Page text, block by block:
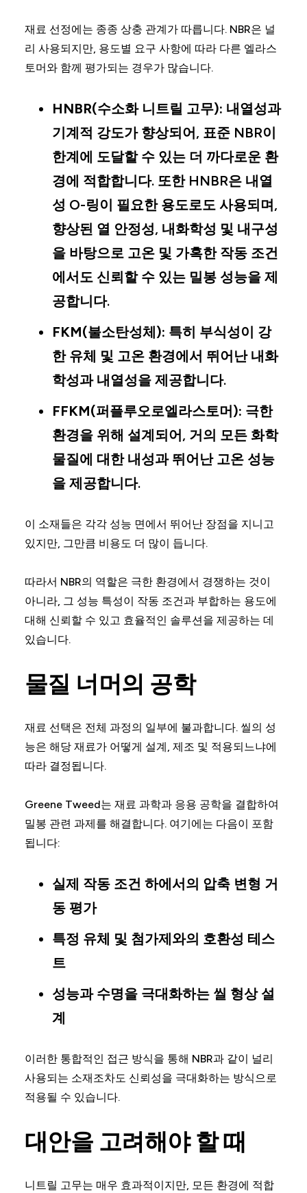
재료 선정에는 종종 상충 관계가 따릅니다. NBR은 널
리 사용되지만, 용도별 요구 사항에 따라 다른 엘라스
토머와 함께 평가되는 경우가 많습니다.
HNBR(수소화 니트릴 고무): 내열성과
기계적 강도가 향상되어, 표준 NBR이
한계에 도달할 수 있는 더 까다로운 환
경에 적합합니다. 또한 HNBR은 내열
성 O-링이 필요한 용도로도 사용되며,
향상된 열 안정성, 내화학성 및 내구성
을 바탕으로 고온 및 가혹한 작동 조건
에서도 신뢰할 수 있는 밀봉 성능을 제
공합니다.
FKM(불소탄성체): 특히 부식성이 강
한 유체 및 고온 환경에서 뛰어난 내화
학성과 내열성을 제공합니다.
FFKM(퍼플루오로엘라스토머): 극한
환경을 위해 설계되어, 거의 모든 화학
물질에 대한 내성과 뛰어난 고온 성능
을 제공합니다.
이 소재들은 각각 성능 면에서 뛰어난 장점을 지니고
있지만, 그만큼 비용도 더 많이 듭니다.
따라서 NBR의 역할은 극한 환경에서 경쟁하는 것이
아니라, 그 성능 특성이 작동 조건과 부합하는 용도에
대해 신뢰할 수 있고 효율적인 솔루션을 제공하는 데
있습니다.
물질 너머의 공학
재료 선택은 전체 과정의 일부에 불과합니다. 씰의 성
능은 해당 재료가 어떻게 설계, 제조 및 적용되느냐에
따라 결정됩니다.
Greene Tweed는 재료 과학과 응용 공학을 결합하여
밀봉 관련 과제를 해결합니다. 여기에는 다음이 포함
됩니다:
실제 작동 조건 하에서의 압축 변형 거
동 평가
특정 유체 및 첨가제와의 호환성 테스
트
성능과 수명을 극대화하는 씰 형상 설
계
이러한 통합적인 접근 방식을 통해 NBR과 같이 널리
사용되는 소재조차도 신뢰성을 극대화하는 방식으로
적용될 수 있습니다.
대안을 고려해야 할 때
니트릴 고무는 매우 효과적이지만, 모든 환경에 적합